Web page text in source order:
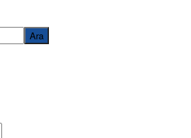
Ara